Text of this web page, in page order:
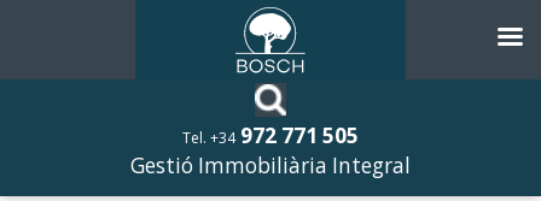
Tel. +34 972 771 505
Gestió Immobiliària Integral